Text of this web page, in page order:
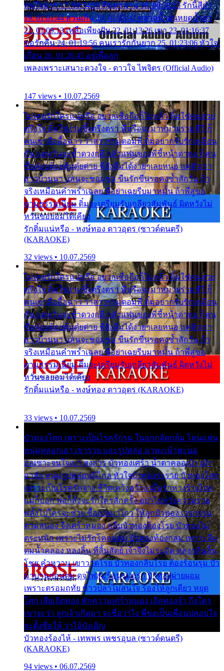
คนใจมาร 17. 00:54:50 คืนทรมาน 18. 00:58:25 รักนี้สีดำ
19. 01:01:44 ส่วนเกิน 20. 01:05:42 หยาดน้ำฝนหยดน้ำตา
21. 01:09:13 เหลือเพียงฝัน 22. 01:13:26 เขา 23. 01:16:37
ขอรักคืน 24. 01:19:56 คนเรารักกันยาก 25. 01:23:06 หัวใจ
เถื่อน 26. 01:26:45 อยู่เพื่อลูก
เพลงเพราะเสนาะดวงใจ - ดาวใจ ไพจิตร (Official Audio)
147 views • 10.07.2569
ไม่เคยรักใครแน่หรือ อยากเชื่อถือก็ไม่กล้า ติ๋มใช่คนสวย
ตรึงใจ ติ๋มใช่งามซึ้งตรึงตรา พี่หรือจะมาหมายร่วมชีวี ก็
คนเขาลืออื้อฉาว ว่าสาวๆรุมตอมพี่ ติ๋มอยากรับรักเหมือน
กัน แต่หวั่นจะช้ำดวงฤดี กลัวแฟนของพี่ชี้หน้าด่าทอ ก็คน
ชื่อต๋อยต้อยตุ้มตุ๋ยต่าย พี่ยังลืมได้ง่ายๆเลยหนอ แค่ตัวเรา
สาวบ้านนา แสนจะซอมซ่อ ขืนรักขืนรอคงช้ำสักวัน ถ้า
จริงเหมือนคำพร่ำเฉลย พี่อย่าเฉยรีบมาหมั้น ถ้าพี่สู่ขอ
ตามธรรมเนียม ติ๋มจะเตรียมรับเกลียวสัมพันธ์ ผิดหวังไม่
หวั่นขอยอมได้เคียง
รักติ๋มแน่หรือ - หงษ์ทอง ดาวอุดร (ซาวด์ดนตรี)
(KARAOKE)
32 views • 10.07.2569
ไม่เคยรักใครแน่หรือ อยากเชื่อถือก็ไม่กล้า ติ๋มใช่คนสวย
ตรึงใจ ติ๋มใช่งามซึ้งตรึงตรา พี่หรือจะมาหมายร่วมชีวี ก็
คนเขาลืออื้อฉาว ว่าสาวๆรุมตอมพี่ ติ๋มอยากรับรักเหมือน
กัน แต่หวั่นจะช้ำดวงฤดี กลัวแฟนของพี่ชี้หน้าด่าทอ ก็คน
ชื่อต๋อยต้อยตุ้มตุ๋ยต่าย พี่ยังลืมได้ง่ายๆเลยหนอ แค่ตัวเรา
สาวบ้านนา แสนจะซอมซ่อ ขืนรักขืนรอคงช้ำสักวัน ถ้า
จริงเหมือนคำพร่ำเฉลย พี่อย่าเฉยรีบมาหมั้น ถ้าพี่สู่ขอ
ตามธรรมเนียม ติ๋มจะเตรียมรับเกลียวสัมพันธ์ ผิดหวังไม่
หวั่นขอยอมได้เคียง
รักติ๋มแน่หรือ - หงษ์ทอง ดาวอุดร (KARAOKE)
33 views • 10.07.2569
บัวทองโศก เพราะเป็นโรครักรุม ในอกกลัดกลุ้ม โดนแฟน
หนุ่มหลอกเอา เขารวย และรูปหล่อ มาพะเน้าพะนอ
ออเซาะจนใจเบา สงสาร บัวทองเศร้า น้ำตาคลอเบ้า เฝ้า
อาลัย หนุ่มรูปหล่อหนีไกล หัวใจบัวทองระรวย บัวทองโศก
เพราะเป็นโรครักจาง ชีวิตเคว้งคว้าง เมื่อรักห่างร้างไกล
แม่ก็บอก พ่อก็สั่งจะรักใครสักครั้ง อย่าไปหวังความรวย
พลั้งไปใครจะช่วย ซื้อเปลมาไกว ให้ลูกบัวทอง เวรกรรม
ตามสนอง จึงเศร้าหมอง กลีบบัวทองต้องโรย บัวทองไม่
ตระหนัก เพราะไม่รักโคลนตม บัวทองท้องกลม เพราะลืม
ตมน้ำคลอง หลงลิ้น ที่สิ้นสัตย์ เจ้าจึงไม่ระมัด หลงกลิ่นลิ้น
โชย คำหวาน เขาวาดโรย บัวทองกลีบโรย ต้องร้อนรุม บัว
มาบานก่อนตูม ดุจไฟสุมร้อนรุมอุรา บัวทองผ่ายผอม
เพราะตรอมฤทัย ข้าวปลาไม่สนใจ ร้องไห้ลูกเดียว หยุด
โศก เสียเถิดทอง พักความเศร้าหมอง เถิดทองจ๋า ถึงใคร
เขาจะว่า ลูกเจ้าเกิดมา จะชื่อว่าไง พี่ขอเป็นเพื่อนปลอบใจ
จะตั้งชื่อให้ ว่าไอ้บังเอิญ
บัวทองร้องไห้ - เทพพร เพชรอุบล (ซาวด์ดนตรี)
(KARAOKE)
94 views • 06.07.2569